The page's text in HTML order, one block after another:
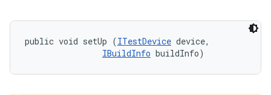
public void setUp (ITestDevice device,
IBuildInfo buildInfo)